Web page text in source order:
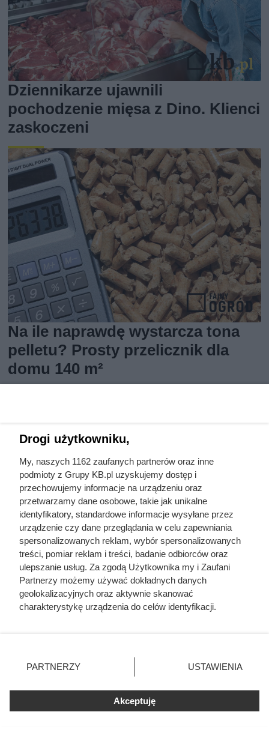
Dziennikarze ujawnili
pochodzenie mięsa z Dino. Klienci
zaskoczeni
Na ile naprawdę wystarcza tona
pelletu? Prosty przelicznik dla
domu 140 m²
Po 15 latach zdjęli fragment
elewacji. To, co zastali pod
styropianem, zaskoczyło nawet
Drogi użytkowniku,
My, naszych 1162 zaufanych partnerów oraz inne
podmioty z Grupy KB.pl uzyskujemy dostęp i
przechowujemy informacje na urządzeniu oraz
przetwarzamy dane osobowe, takie jak unikalne
identyfikatory, standardowe informacje wysyłane przez
urządzenie czy dane przeglądania w celu zapewniania
spersonalizowanych reklam, wybór spersonalizowanych
treści, pomiar reklam i treści, badanie odbiorców oraz
ulepszanie usług. Za zgodą Użytkownika my i Zaufani
Partnerzy możemy używać dokładnych danych
geolokalizacyjnych oraz aktywnie skanować
charakterystykę urządzenia do celów identyfikacji.
zmienić/wycofać klikając przycisk ustawień prywatności
znajdujący się w lewym dolnym rogu strony. Niektóre
użytkownika, ale masz prawo sprzeciwić się takiemu
przetwarzaniu. Preferencje będą miały zastosowania tylko
PARTNERZY USTAWIENIA
Akceptuję